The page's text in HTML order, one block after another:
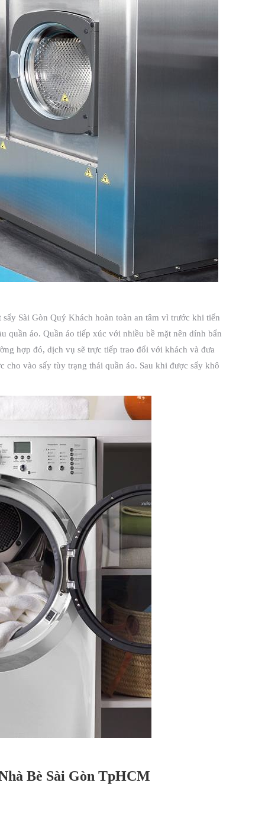
Sài Gòn Quý Khách hoàn toàn an tâm vì trước khi tiến
quần áo. Quần áo tiếp xúc với nhiều bề mặt nên dính bẩn
hợp đó, dịch vụ sẽ trực tiếp trao đổi với khách và đưa
vào sấy tùy trạng thái quần áo. Sau khi được sấy khô
Bè Sài Gòn TpHCM